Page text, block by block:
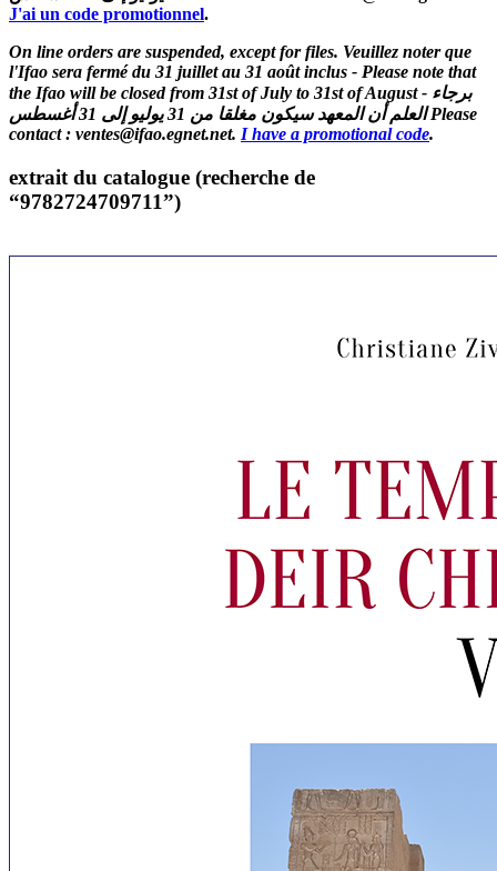
J'ai un code promotionnel.
On line orders are suspended, except for files. Veuillez noter que
l'Ifao sera fermé du 31 juillet au 31 août inclus - Please note that
the Ifao will be closed from 31st of July to 31st of August - برجاء
العلم أن المعهد سيكون مغلقا من 31 يوليو إلى 31 أغسطس Please
contact : ventes@ifao.egnet.net. I have a promotional code.
extrait du catalogue (recherche de
“9782724709711”)